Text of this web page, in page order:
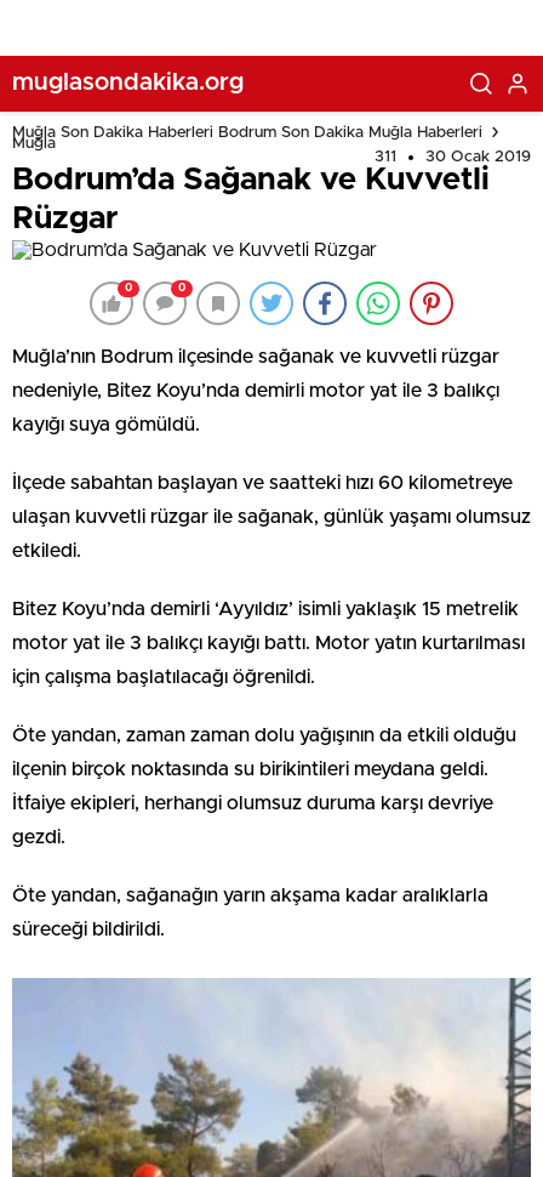
muglasondakika.org
Muğla Son Dakika Haberleri Bodrum Son Dakika Muğla Haberleri
Muğla
311
30 Ocak 2019
Bodrum’da Sağanak ve Kuvvetli
Rüzgar
0 0
Muğla’nın Bodrum ilçesinde sağanak ve kuvvetli rüzgar
nedeniyle, Bitez Koyu’nda demirli motor yat ile 3 balıkçı
kayığı suya gömüldü.
İlçede sabahtan başlayan ve saatteki hızı 60 kilometreye
ulaşan kuvvetli rüzgar ile sağanak, günlük yaşamı olumsuz
etkiledi.
Bitez Koyu’nda demirli ‘Ayyıldız’ isimli yaklaşık 15 metrelik
motor yat ile 3 balıkçı kayığı battı. Motor yatın kurtarılması
için çalışma başlatılacağı öğrenildi.
Öte yandan, zaman zaman dolu yağışının da etkili olduğu
ilçenin birçok noktasında su birikintileri meydana geldi.
İtfaiye ekipleri, herhangi olumsuz duruma karşı devriye
gezdi.
Öte yandan, sağanağın yarın akşama kadar aralıklarla
süreceği bildirildi.